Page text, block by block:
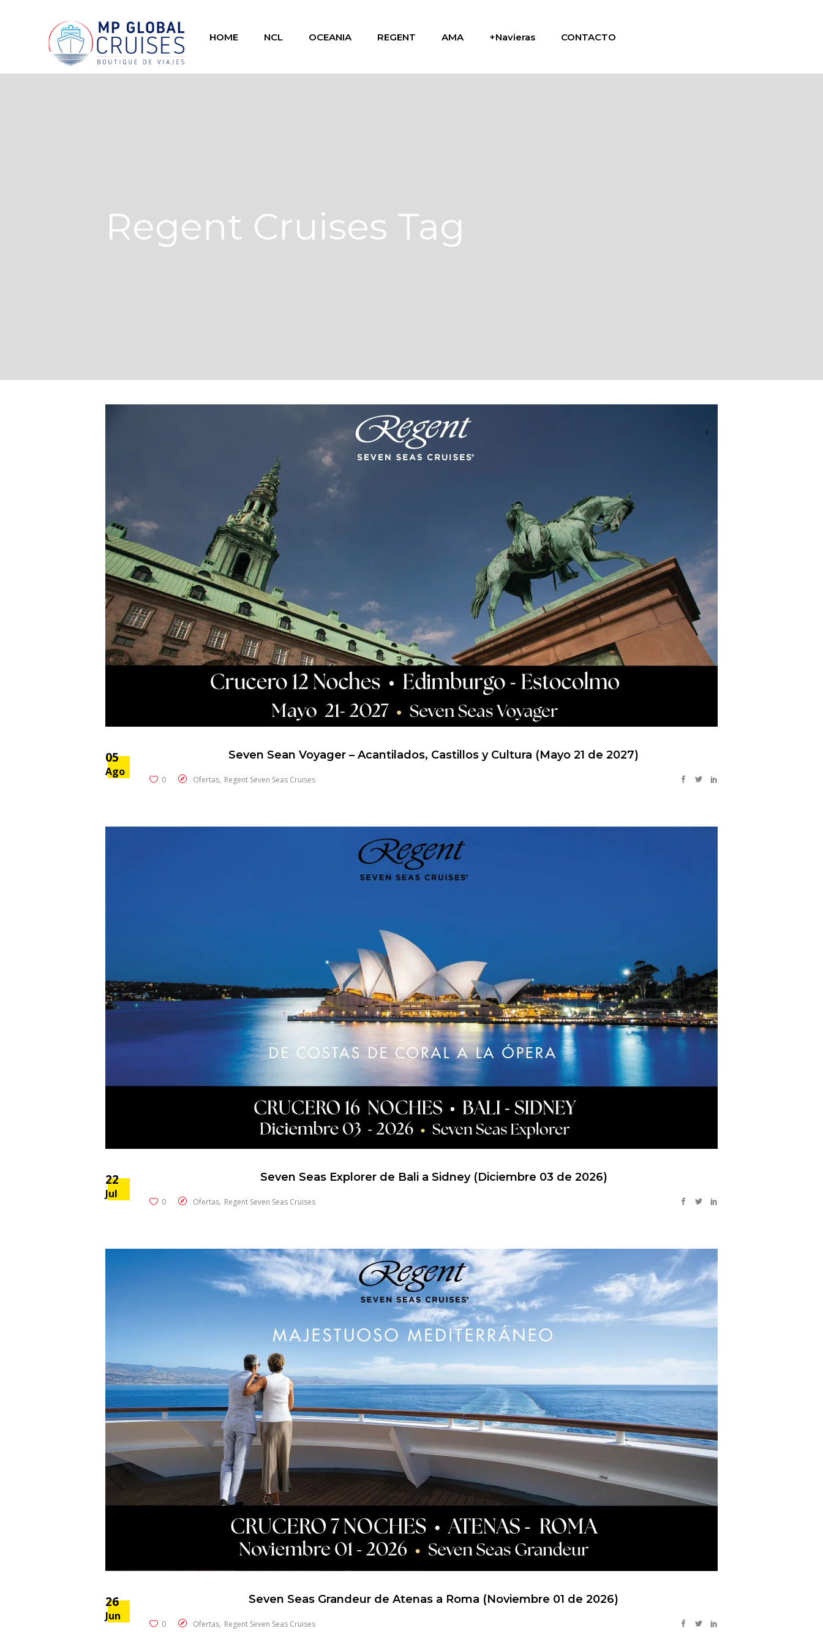
HOME NCL OCEANIA REGENT AMA +Navieras CONTACTO
Regent Cruises Tag
05
Ago
Seven Sean Voyager – Acantilados, Castillos y Cultura (Mayo 21 de 2027)
0 Ofertas, Regent Seven Seas Cruises
22
Jul
Seven Seas Explorer de Bali a Sidney (Diciembre 03 de 2026)
0 Ofertas, Regent Seven Seas Cruises
26
Jun
Seven Seas Grandeur de Atenas a Roma (Noviembre 01 de 2026)
0 Ofertas, Regent Seven Seas Cruises